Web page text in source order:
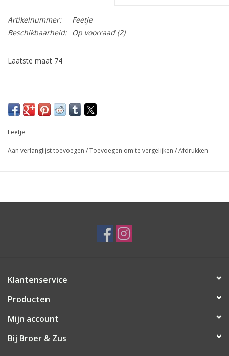
Artikelnummer:
Feetje
Beschikbaarheid:
Op voorraad(2)
Laatste maat 74
Feetje
Aan verlanglijst toevoegen /Toevoegen om te vergelijken /Afdrukken
Klantenservice
Producten
Mijn account
Bij Broer & Zus